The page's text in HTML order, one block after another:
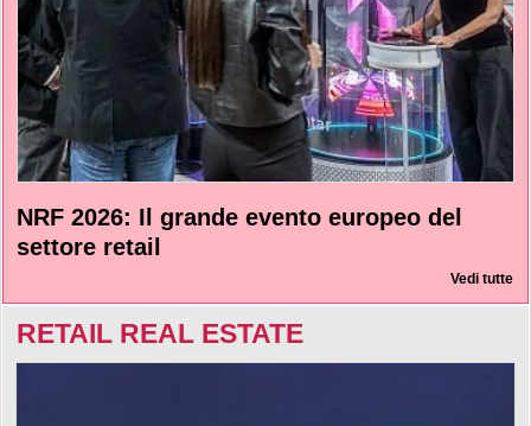
NRF 2026: Il grande evento europeo del
settore retail
Vedi tutte
RETAIL REAL ESTATE